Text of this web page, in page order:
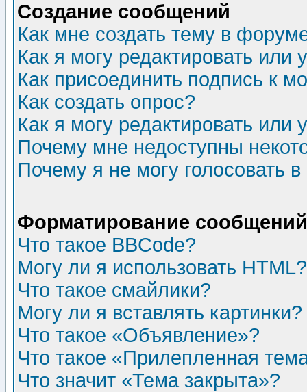
Создание сообщений
Как мне создать тему в
Как я могу редактировать или
Как присоединить подпись к
Как создать опрос?
Как я могу редактировать или
Почему мне недоступны
Почему я не могу голосовать
Форматирование
Что такое BBCode?
Могу ли я использовать HTML?
Что такое смайлики?
Могу ли я вставлять картинки?
Что такое «Объявление»?
Что такое «Прилепленная
Что значит «Тема закрыта»?